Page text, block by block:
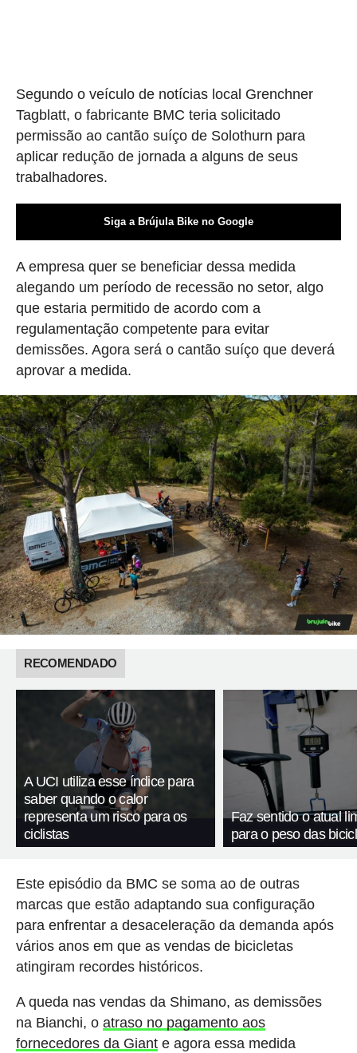
Segundo o veículo de notícias local Grenchner
Tagblatt, o fabricante BMC teria solicitado
permissão ao cantão suíço de Solothurn para
aplicar redução de jornada a alguns de seus
trabalhadores.
Siga a Brújula Bike no Google
A empresa quer se beneficiar dessa medida
alegando um período de recessão no setor, algo
que estaria permitido de acordo com a
regulamentação competente para evitar
demissões. Agora será o cantão suíço que deverá
aprovar a medida.
RECOMENDADO
A UCI utiliza esse índice para
saber quando o calor
representa um risco para os
ciclistas
Faz sentido o atual
para o peso das
Este episódio da BMC se soma ao de outras
marcas que estão adaptando sua configuração
para enfrentar a desaceleração da demanda após
vários anos em que as vendas de bicicletas
atingiram recordes históricos.
A queda nas vendas da Shimano, as demissões
na Bianchi, o atraso no pagamento aos
fornecedores da Giante agora essa medida